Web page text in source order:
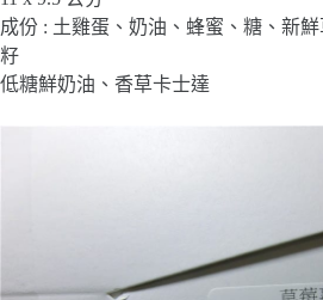
成份 : 土雞蛋、奶油、蜂蜜、糖、新
籽
低糖鮮奶油、香草卡士達